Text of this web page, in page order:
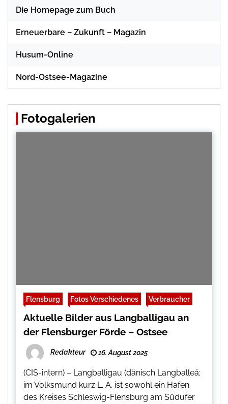
Die Homepage zum Buch
Erneuerbare – Zukunft – Magazin
Husum-Online
Nord-Ostsee-Magazine
Fotogalerien
Flensburg Fotos Verschiedenes Verbraucher
Aktuelle Bilder aus Langballigau an
der Flensburger Förde – Ostsee
Redakteur 16. August 2025
(CIS-intern) – Langballigau (dänisch Langballeå;
im Volksmund kurz L. A. ist sowohl ein Hafen
des Kreises Schleswig-Flensburg am Südufer